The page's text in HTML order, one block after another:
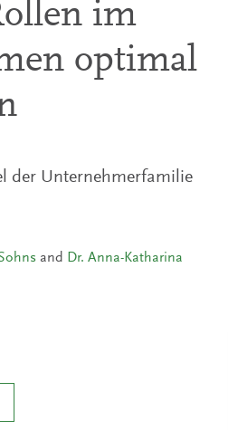
im
optimal
der Unternehmerfamilie
and
Dr. Anna-Katharina